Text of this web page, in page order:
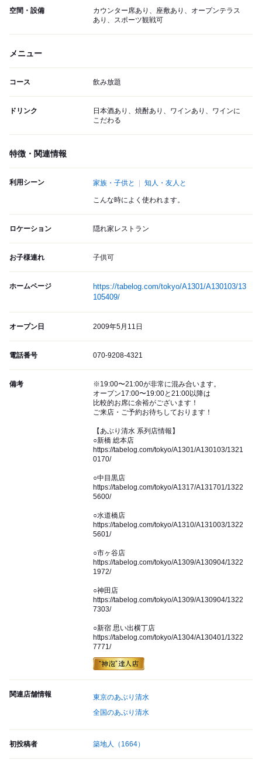
空間・設備
カウンター席あり、座敷あり、オープンテラス
あり、スポーツ観戦可
メニュー
コース 飲み放題
ドリンク
日本酒あり、焼酎あり、ワインあり、ワインに
こだわる
特徴・関連情報
利用シーン 家族・子供と 知人・友人と
こんな時によく使われます。
ロケーション 隠れ家レストラン
お子様連れ 子供可
ホームページ
https://tabelog.com/tokyo/A1301/A130103/13
105409/
オープン日 2009年5月11日
電話番号 070-9208-4321
備考
※19:00〜21:00が非常に混み合います。
オープン17:00〜19:00と21:00以降は
比較的お席に余裕がございます！
ご来店・ご予約お待ちしております！
【あぶり清水 系列店情報】
○新橋 総本店
https://tabelog.com/tokyo/A1301/A130103/1321
0170/
○中目黒店
https://tabelog.com/tokyo/A1317/A131701/1322
5600/
○水道橋店
https://tabelog.com/tokyo/A1310/A131003/1322
5601/
○市ヶ谷店
https://tabelog.com/tokyo/A1309/A130904/1322
1972/
○神田店
https://tabelog.com/tokyo/A1309/A130904/1322
7303/
○新宿 思い出横丁店
https://tabelog.com/tokyo/A1304/A130401/1322
7771/
関連店舗情報
東京のあぶり清水
全国のあぶり清水
初投稿者 築地人 （1664）